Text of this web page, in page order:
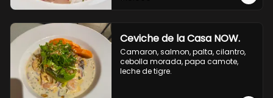
Ceviche de la Casa NOW.
Camaron, salmon, palta, cilantro,
cebolla morada, papa camote,
leche de tigre.